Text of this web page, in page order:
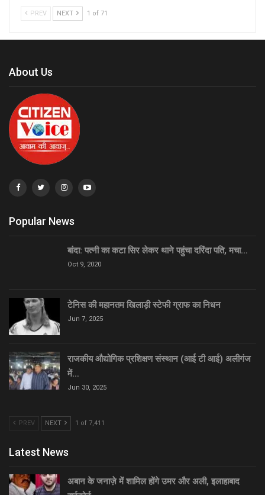
PREV NEXT 1 of 71
About Us
Popular News
बांदा: पत्नी का कटा सिर लेकर थाने पहुंचा दरिंदा पति, मचा…
Oct 9, 2020
टेनिस की महानतम खिलाड़ी स्टेफी ग्राफ का निधन
Jun 7, 2025
राजकीय औद्योगिक प्रशिक्षण संस्थान (आई टी आई) अलीगंज
में…
Jun 30, 2025
PREV NEXT 1 of 7,411
Latest News
अबान के जनाज़े में शामिल होंगे उमर और अली, इलाहाबाद